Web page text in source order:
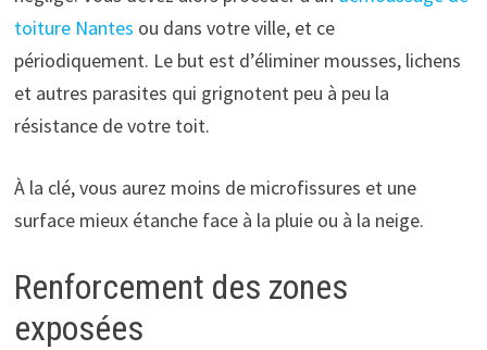
toiture Nantes ou dans votre ville, et ce
périodiquement. Le but est d’éliminer mousses, lichens
et autres parasites qui grignotent peu à peu la
résistance de votre toit.
À la clé, vous aurez moins de microfissures et une
surface mieux étanche face à la pluie ou à la neige.
Renforcement des zones
exposées